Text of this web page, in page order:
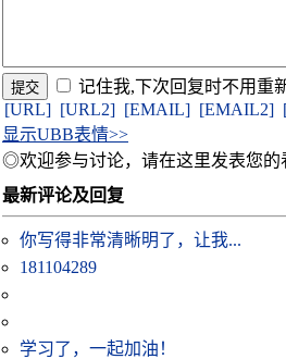
记住我,下次回复时不用重
[URL] [URL2] [EMAIL] [EMAIL2]
显示UBB表情>>
◎欢迎参与讨论，请在这里发表您的
最新评论及回复
你写得非常清晰明了，让我...
181104289
学习了，一起加油！